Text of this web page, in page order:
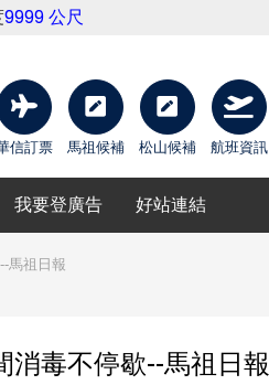
9999 公尺
信訂票 馬祖候補 松山候補 航班資訊
我要登廣告 好站連結
馬祖日報
毒不停歇--馬祖日報